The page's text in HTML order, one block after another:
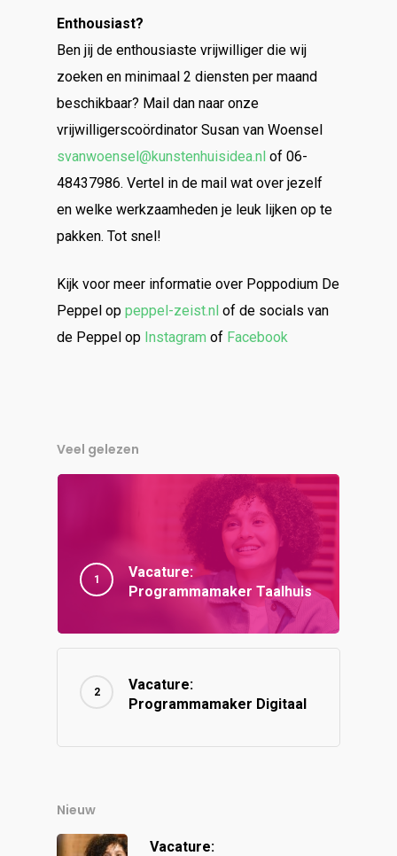
Enthousiast?
Ben jij de enthousiaste vrijwilliger die wij
zoeken en minimaal 2 diensten per maand
beschikbaar? Mail dan naar onze
vrijwilligerscoördinator Susan van Woensel
svanwoensel@kunstenhuisidea.nl of 06-
48437986. Vertel in de mail wat over jezelf
en welke werkzaamheden je leuk lijken op te
pakken. Tot snel!
Kijk voor meer informatie over Poppodium De
Peppel op peppel-zeist.nl of de socials van
de Peppel op Instagram of Facebook
Veel gelezen
Vacature:
Programmamaker Taalhuis
Vacature:
Programmamaker Digitaal
Nieuw
Vacature: